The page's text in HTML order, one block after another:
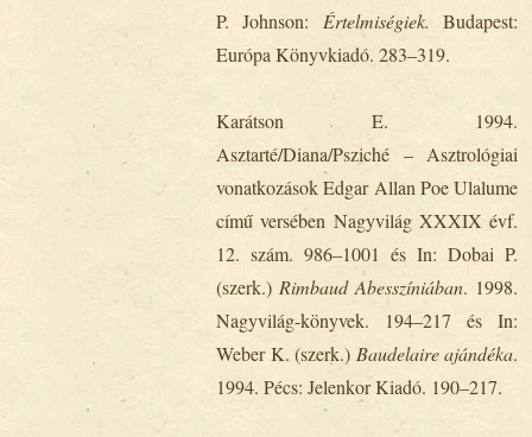
P. Johnson: Értelmiségiek. Budapest:
Európa Könyvkiadó. 283‒319.
Karátson E. 1994.
Asztarté/Diana/Psziché – Asztrológiai
vonatkozások Edgar Allan Poe Ulalume
című versében Nagyvilág XXXIX évf.
12. szám. 986‒1001 és In: Dobai P.
(szerk.) Rimbaud Abesszíniában. 1998.
Nagyvilág-könyvek. 194‒217 és In:
Weber K. (szerk.) Baudelaire ajándéka.
1994. Pécs: Jelenkor Kiadó. 190‒217.